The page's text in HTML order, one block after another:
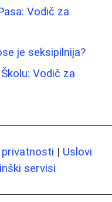
Vodič za
je seksipilnija?
Vodič za
| Uslovi
servisi